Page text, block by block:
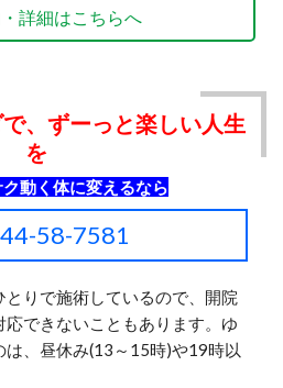
詳細はこちらへ
、ずーっと楽しい人生
を
動く体に変えるなら
58-7581
とりで施術しているので、開院
できないこともあります。ゆ
は、昼休み(13～15時)や19時以